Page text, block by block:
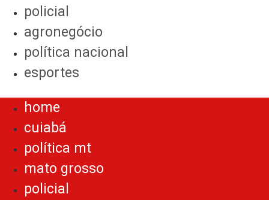
policial
agronegócio
política nacional
esportes
home
cuiabá
política mt
mato grosso
policial